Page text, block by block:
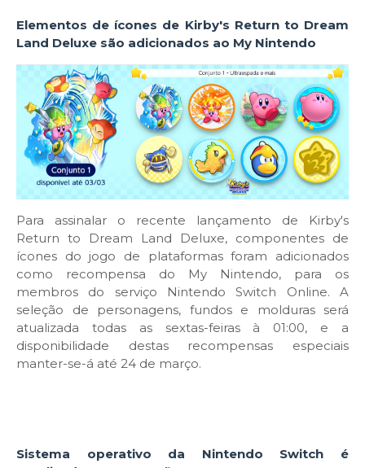
Elementos de ícones de Kirby's Return to Dream
Land Deluxe são adicionados ao My Nintendo
Para assinalar o recente lançamento de Kirby's
Return to Dream Land Deluxe, componentes de
ícones do jogo de plataformas foram adicionados
como recompensa do My Nintendo, para os
membros do serviço Nintendo Switch Online. A
seleção de personagens, fundos e molduras será
atualizada todas as sextas-feiras à 01:00, e a
disponibilidade destas recompensas especiais
manter-se-á até 24 de março.
Sistema operativo da Nintendo Switch é